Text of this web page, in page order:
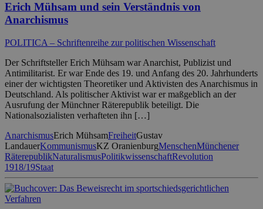
Erich Mühsam und sein Verständnis von
Anarchismus
POLITICA – Schriftenreihe zur politischen Wissenschaft
Der Schriftsteller Erich Mühsam war Anarchist, Publizist und
Antimilitarist. Er war Ende des 19. und Anfang des 20. Jahrhunderts
einer der wichtigsten Theoretiker und Aktivisten des Anarchismus in
Deutschland. Als politischer Aktivist war er maßgeblich an der
Ausrufung der Münchner Räterepublik beteiligt. Die
Nationalsozialisten verhafteten ihn […]
AnarchismusErich MühsamFreiheitGustav
LandauerKommunismusKZ OranienburgMenschenMünchener
RäterepublikNaturalismusPolitikwissenschaftRevolution
1918/19Staat